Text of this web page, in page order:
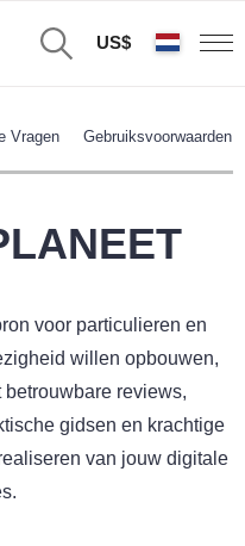
US$
Vragen Gebruiksvoorwaarden
voor particulieren en
willen opbouwen,
betrouwbare reviews,
gidsen en krachtige
van jouw digitale